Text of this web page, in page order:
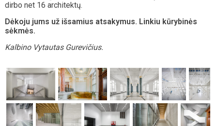
dirbo net 16 architektų.
Dėkoju jums už išsamius atsakymus. Linkiu kūrybinės
sėkmės.
Kalbino Vytautas Gurevičius.